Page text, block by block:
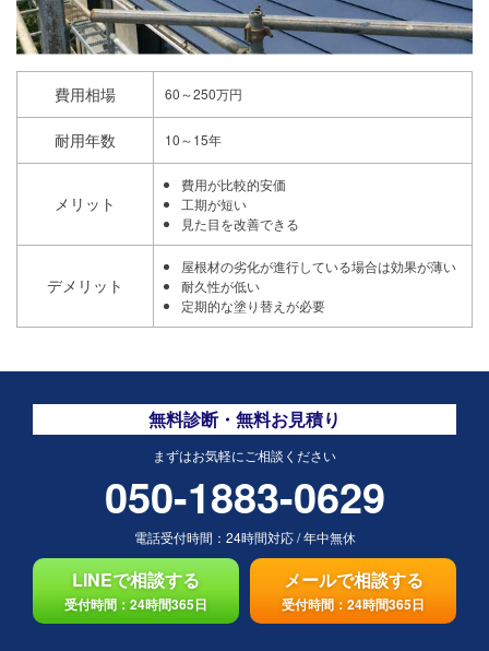
費用相場 60～250万円
耐用年数 10～15年
メリット
費用が比較的安価
工期が短い
見た目を改善できる
デメリット
屋根材の劣化が進行している場合は効果が薄い
耐久性が低い
定期的な塗り替えが必要
無料診断・無料お見積り
まずはお気軽にご相談ください
050-1883-0629
電話受付時間： 24時間対応/年中無休
LINEで相談する
受付時間：24時間365日
メールで相談する
受付時間：24時間365日